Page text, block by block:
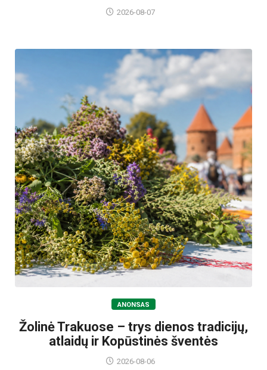
2026-08-07
ANONSAS
Žolinė Trakuose – trys dienos tradicijų,
atlaidų ir Kopūstinės šventės
2026-08-06